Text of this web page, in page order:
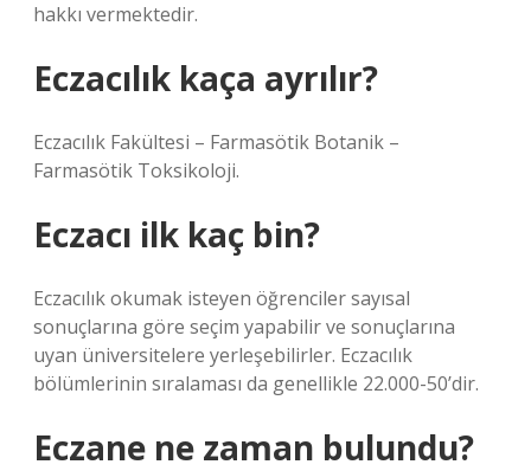
hakkı vermektedir.
Eczacılık kaça ayrılır?
Eczacılık Fakültesi – Farmasötik Botanik –
Farmasötik Toksikoloji.
Eczacı ilk kaç bin?
Eczacılık okumak isteyen öğrenciler sayısal
sonuçlarına göre seçim yapabilir ve sonuçlarına
uyan üniversitelere yerleşebilirler. Eczacılık
bölümlerinin sıralaması da genellikle 22.000-50’dir.
Eczane ne zaman bulundu?